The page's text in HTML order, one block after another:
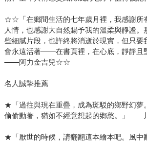
☆☆「在鄉間生活的七年歲月裡，我感謝所
人情，也感謝大自然賜予我的溫柔與靜謐。
些細膩片段，也許終將消逝於現實，但只要
會永遠活著——在書頁裡，在心底，靜靜且
——阿力金吉兒☆☆
名人誠摯推薦
★「過往與現在重疊，成為斑駁的鄉野幻夢
偷偷動著，猶如不經意想起的鄉愁。」——
★「厭世的時候，請翻翻這本繪本吧。風中